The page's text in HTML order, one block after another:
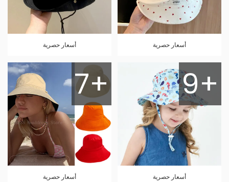
أسعار حصرية أسعار حصرية
9+
أسعار حصرية
7+
أسعار حصرية